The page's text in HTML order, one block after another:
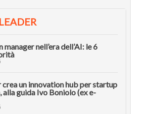
nell’era dell’AI: le 6
crea un innovation hub per startup
alla guida Ivo Boniolo (ex e-